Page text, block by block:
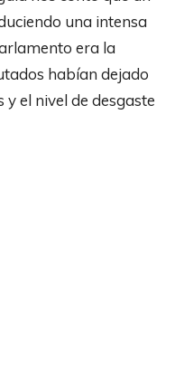
una intensa
era la
habían dejado
y el nivel de desgaste